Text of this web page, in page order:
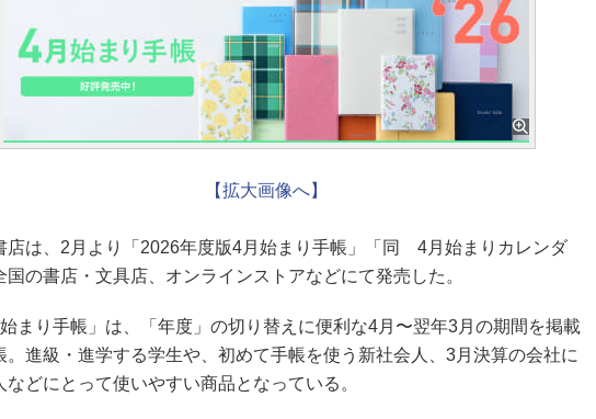
【拡大画像へ】
は、2月より「2026年度版4月始まり手帳」「同 4月始まりカレンダ
国の書店・文具店、オンラインストアなどにて発売した。
まり手帳」は、「年度」の切り替えに便利な4月〜翌年3月の期間を掲載
。進級・進学する学生や、初めて手帳を使う新社会人、3月決算の会社に
などにとって使いやすい商品となっている。